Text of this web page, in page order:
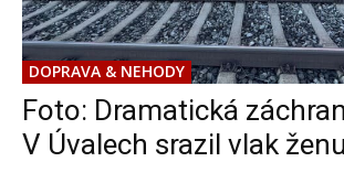
DOPRAVA & NEHODY
Foto: Dramatická
V Úvalech srazil vlak ženu